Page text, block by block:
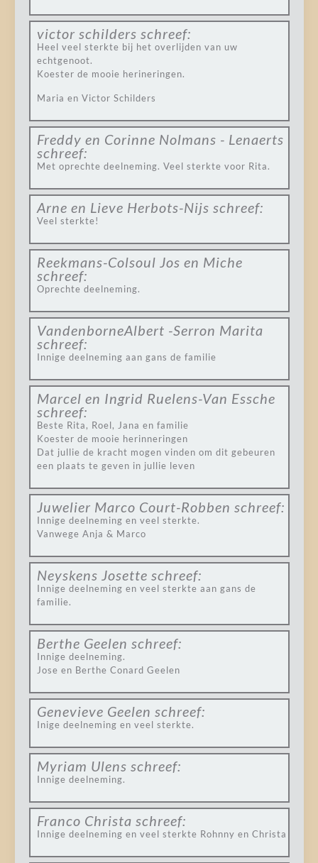
victor schilders schreef:
Heel veel sterkte bij het overlijden van uw
echtgenoot.
Koester de mooie herineringen.
Maria en Victor Schilders
Freddy en Corinne Nolmans - Lenaerts
schreef:
Met oprechte deelneming. Veel sterkte voor Rita.
Arne en Lieve Herbots-Nijs schreef:
Veel sterkte!
Reekmans-Colsoul Jos en Miche
schreef:
Oprechte deelneming.
VandenborneAlbert -Serron Marita
schreef:
Innige deelneming aan gans de familie
Marcel en Ingrid Ruelens-Van Essche
schreef:
Beste Rita, Roel, Jana en familie
Koester de mooie herinneringen
Dat jullie de kracht mogen vinden om dit gebeuren
een plaats te geven in jullie leven
Juwelier Marco Court-Robben schreef:
Innige deelneming en veel sterkte.
Vanwege Anja & Marco
Neyskens Josette schreef:
Innige deelneming en veel sterkte aan gans de
familie.
Berthe Geelen schreef:
Innige deelneming.
Jose en Berthe Conard Geelen
Genevieve Geelen schreef:
Inige deelneming en veel sterkte.
Myriam Ulens schreef:
Innige deelneming.
Franco Christa schreef:
Innige deelneming en veel sterkte Rohnny en Christa